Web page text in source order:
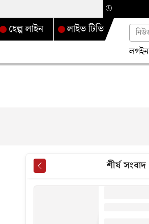
লাইভ টিভি
হেল্প লাইন
লগইন
শীর্ষ সংবাদ